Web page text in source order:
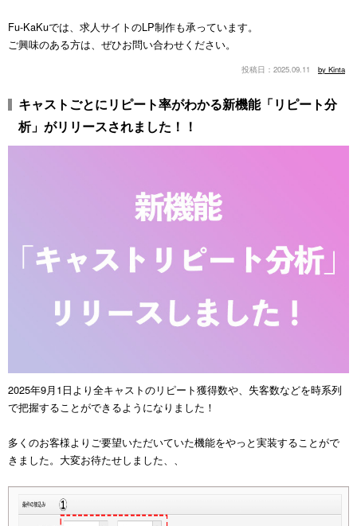
Fu-KaKuでは、求人サイトのLP制作も承っています。
ご興味のある方は、ぜひお問い合わせください。
2025.09.11 by Kinta
キャストごとにリピート率がわかる新機能「リピート分
析」がリリースされました！！
2025年9月1日より全キャストのリピート獲得数や、失客数などを時系列
で把握することができるようになりました！
多くのお客様よりご要望いただいていた機能をやっと実装することがで
きました。大変お待たせしました、、